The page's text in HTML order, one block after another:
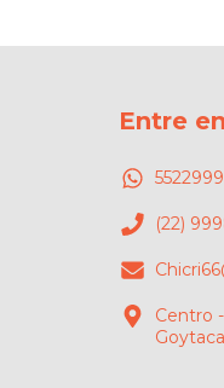
Entre
(22)
Centro